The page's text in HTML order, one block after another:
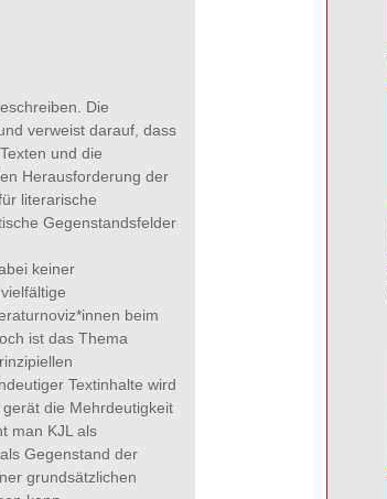
Die
verweist darauf, dass
und die
Herausforderung der
literarische
Gegenstandsfelder
keiner
beim
ist das Thema
Textinhalte wird
die Mehrdeutigkeit
man KJL als
Gegenstand der
grundsätzlichen